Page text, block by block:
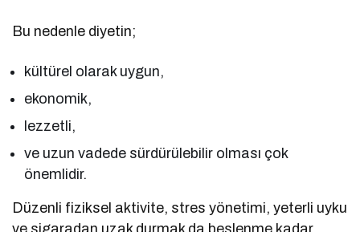
Bu nedenle diyetin;
kültürel olarak uygun,
ekonomik,
lezzetli,
ve uzun vadede sürdürülebilir olması çok
önemlidir.
Düzenli fiziksel aktivite, stres yönetimi, yeterli uyku
ve sigaradan uzak durmak da beslenme kadar